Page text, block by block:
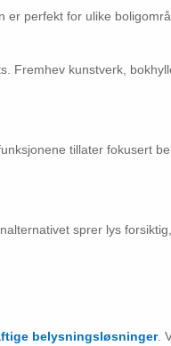
er perfekt for ulike
Fremhev kunstverk,
tillater fokusert
sprer lys
belysningsløsninger.